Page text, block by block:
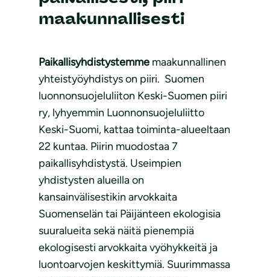
maakunnallisesti
Paikallisyhdistystemme maakunnallinen
yhteistyöyhdistys on piiri. Suomen
luonnonsuojeluliiton Keski-Suomen piiri
ry, lyhyemmin Luonnonsuojeluliitto
Keski-Suomi, kattaa toiminta-alueeltaan
22 kuntaa. Piirin muodostaa 7
paikallisyhdistystä. Useimpien
yhdistysten alueilla on
kansainvälisestikin arvokkaita
Suomenselän tai Päijänteen ekologisia
suuralueita sekä näitä pienempiä
ekologisesti arvokkaita vyöhykkeitä ja
luontoarvojen keskittymiä. Suurimmassa